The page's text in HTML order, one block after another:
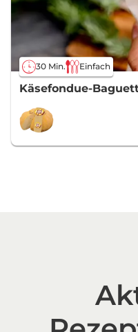
30 Min. Einfach
Käsefondue-